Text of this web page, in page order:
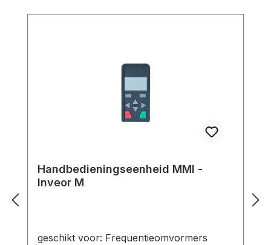
Handbedieningseenheid MMI -
Inveor M
geschikt voor: Frequentieomvormers